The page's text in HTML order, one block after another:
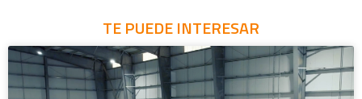
TE PUEDE INTERESAR